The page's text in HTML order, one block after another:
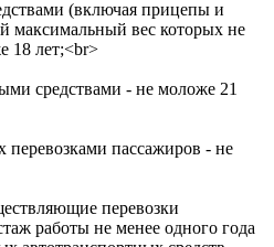
(включая прицепы и
максимальный вес которых не
18 лет;<br>
средствами - не моложе 21
пассажиров - не
перевозки
работы не менее одного года